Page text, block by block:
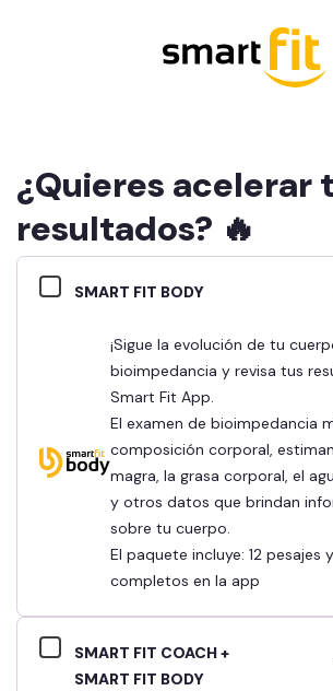
¿Quieres acelerar
resultados? 🔥
SMART FIT BODY
¡Sigue la evolución de tu cuerpo! Realiza tu
bioimpedancia y revisa tus
Smart Fit App.
El examen de bioimpedancia
composición corporal,
magra, la grasa corporal, el
y otros datos que brindan
sobre tu cuerpo.
El paquete incluye: 12 pesajes
completos en la app
SMART FIT COACH +
SMART FIT BODY